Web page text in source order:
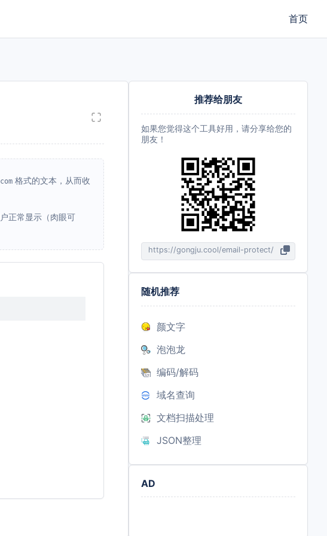
首页
格式的文本，从而收
正常显示（肉眼可
推荐给朋友
如果您觉得这个工具好用，请分享给您的
朋友！
https://gongju.cool/email-protect/
随机推荐
颜文字
泡泡龙
编码/解码
域名查询
文档扫描处理
JSON整理
AD